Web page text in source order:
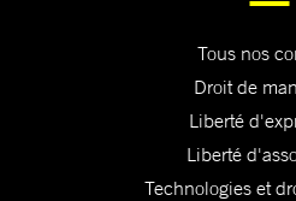
Tous nos
Droit de
Liberté
Liberté
Technologies et